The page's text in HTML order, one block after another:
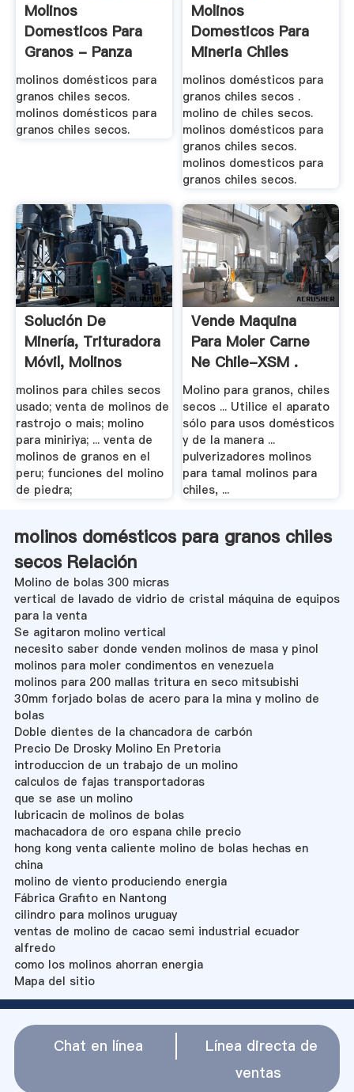
Molinos
Domesticos Para
Granos - Panza
molinos domésticos para
granos chiles secos.
molinos domésticos para
granos chiles secos.
Molinos
Domesticos Para
Mineria Chiles
Secos – .
molinos domésticos para
granos chiles secos .
molino de chiles secos.
molinos domésticos para
granos chiles secos.
molinos domesticos para
granos chiles secos.
Solución De
Minería, Trituradora
Móvil, Molinos
molinos para chiles secos
usado; venta de molinos de
rastrojo o mais; molino
para miniriya; ... venta de
molinos de granos en el
peru; funciones del molino
de piedra;
Vende Maquina
Para Moler Carne
Ne Chile-XSM .
Molino para granos, chiles
secos ... Utilice el aparato
sólo para usos domésticos
y de la manera ...
pulverizadores molinos
para tamal molinos para
chiles, ...
molinos domésticos para granos chiles
secos Relación
Molino de bolas 300 micras
vertical de lavado de vidrio de cristal máquina de equipos
para la venta
Se agitaron molino vertical
necesito saber donde venden molinos de masa y pinol
molinos para moler condimentos en venezuela
molinos para 200 mallas tritura en seco mitsubishi
30mm forjado bolas de acero para la mina y molino de
bolas
Doble dientes de la chancadora de carbón
Precio De Drosky Molino En Pretoria
introduccion de un trabajo de un molino
calculos de fajas transportadoras
que se ase un molino
lubricacin de molinos de bolas
machacadora de oro espana chile precio
hong kong venta caliente molino de bolas hechas en
china
molino de viento produciendo energia
Fábrica Grafito en Nantong
cilindro para molinos uruguay
ventas de molino de cacao semi industrial ecuador
alfredo
como los molinos ahorran energia
Mapa del sitio
Chat en línea
Línea directa de
ventas